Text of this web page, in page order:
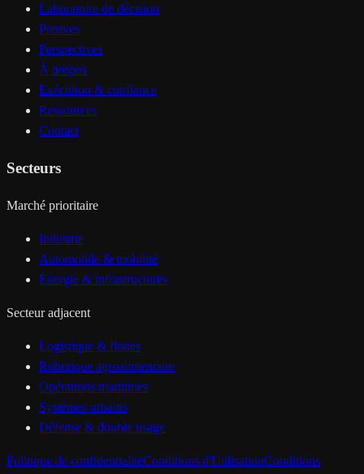
Laboratoire de décision
Preuves
Perspectives
À propos
Exécution & confiance
Ressources
Contact
Secteurs
Marché prioritaire
Industrie
Automobile & mobilité
Énergie & infrastructures
Secteur adjacent
Logistique & flottes
Robotique agroalimentaire
Opérations maritimes
Systèmes urbains
Défense & double usage
Politique de confidentialitéConditions d'UtilisationConditions